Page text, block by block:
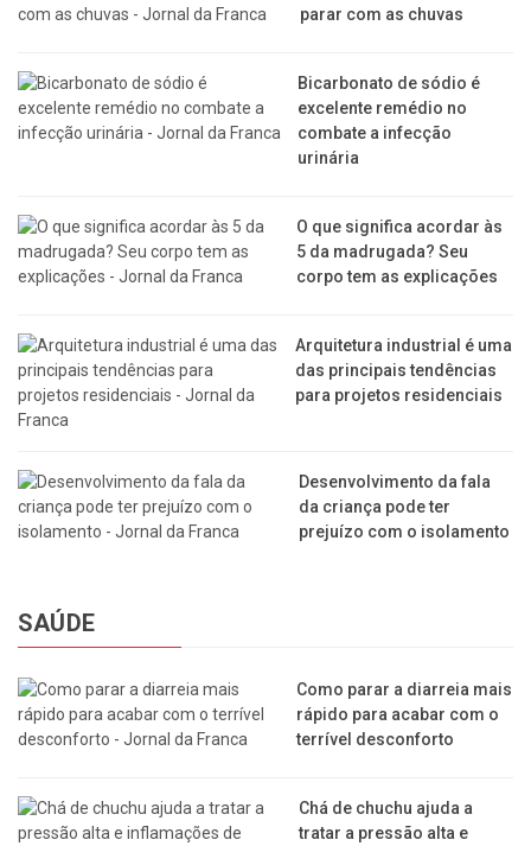
parar com as chuvas
Bicarbonato de sódio é
excelente remédio no
combate a infecção
urinária
O que significa acordar às
5 da madrugada? Seu
corpo tem as explicações
Arquitetura industrial é uma
das principais tendências
para projetos residenciais
Desenvolvimento da fala
da criança pode ter
prejuízo com o isolamento
SAÚDE
Como parar a diarreia mais
rápido para acabar com o
terrível desconforto
Chá de chuchu ajuda a
tratar a pressão alta e